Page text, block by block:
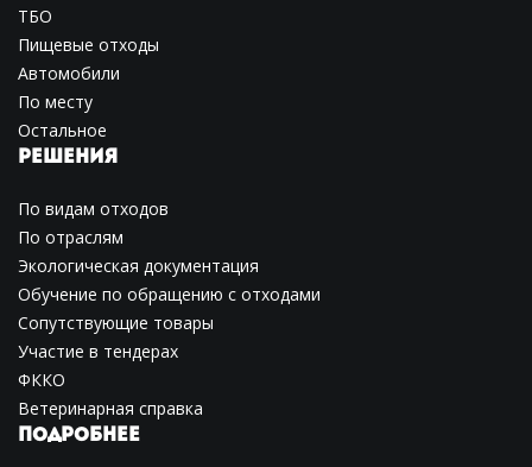
ТБО
Пищевые отходы
Автомобили
По месту
Остальное
РЕШЕНИЯ
По видам отходов
По отраслям
Экологическая документация
Обучение по обращению с отходами
Сопутствующие товары
Участие в тендерах
ФККО
Ветеринарная справка
ПОДРОБНЕЕ